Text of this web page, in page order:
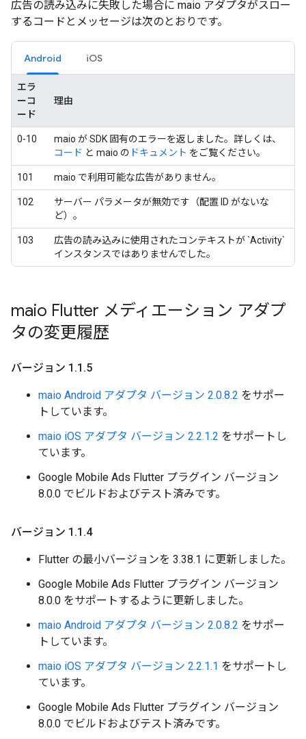
広告の読み込みに失敗した場合に maio アダプタがスロー
するコードとメッセージは次のとおりです。
Android iOS
エラ
ーコ
ード
理由
0-10
maio が SDK 固有のエラーを返しました。詳しくは、
コード と maio の ドキュメント をご覧ください。
101 maio で利用可能な広告がありません。
102
サーバー パラメータが無効です（配置 ID がないな
ど）。
103
広告の読み込みに使用されたコンテキストが `Activity`
インスタンスではありませんでした。
maio Flutter メディエーション アダプ
タの変更履歴
バージョン 1 .1 .5
maio Android アダプタ バージョン 2.0.8.2 をサポー
トしています。
maio iOS アダプタ バージョン 2.2.1.2 をサポートし
ています。
Google Mobile Ads Flutter プラグイン バージョン
8.0.0 でビルドおよびテスト済みです。
バージョン 1 .1 .4
Flutter の最小バージョンを 3.38.1 に更新しました。
Google Mobile Ads Flutter プラグイン バージョン
8.0.0 をサポートするように更新しました。
maio Android アダプタ バージョン 2.0.8.2 をサポー
トしています。
maio iOS アダプタ バージョン 2.2.1.1 をサポートし
ています。
Google Mobile Ads Flutter プラグイン バージョン
8.0.0 でビルドおよびテスト済みです。